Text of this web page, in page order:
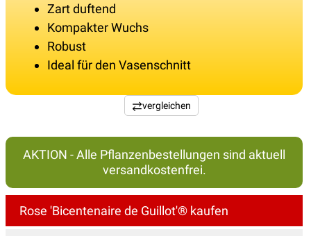
Zart duftend
Kompakter Wuchs
Robust
Ideal für den Vasenschnitt
vergleichen
AKTION - Alle Pflanzenbestellungen sind aktuell
versandkostenfrei.
Rose 'Bicentenaire de Guillot'® kaufen